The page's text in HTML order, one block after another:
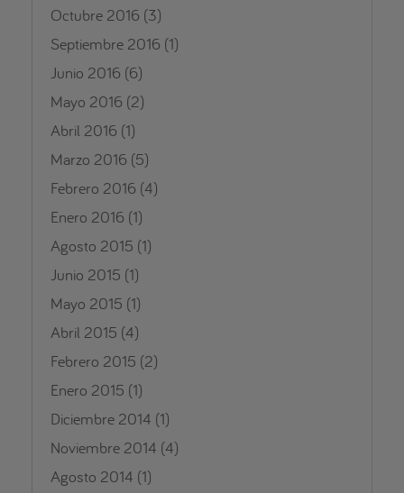
Octubre 2016 (3)
Septiembre 2016 (1)
Junio 2016 (6)
Mayo 2016 (2)
Abril 2016 (1)
Marzo 2016 (5)
Febrero 2016 (4)
Enero 2016 (1)
Agosto 2015 (1)
Junio 2015 (1)
Mayo 2015 (1)
Abril 2015 (4)
Febrero 2015 (2)
Enero 2015 (1)
Diciembre 2014 (1)
Noviembre 2014 (4)
Agosto 2014 (1)